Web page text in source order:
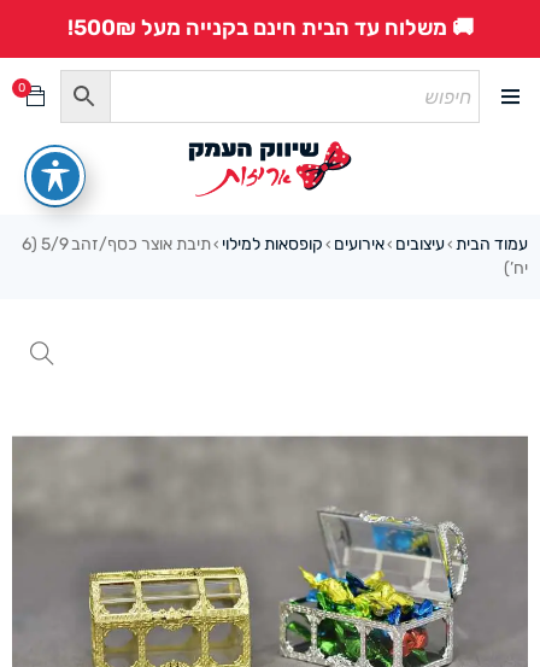
🚚 משלוח עד הבית חינם בקנייה מעל 500₪!
0
עמוד הבית ›עיצובים ›אירועים › קופסאות למילוי ›
תיבת אוצר כסף/זהב 5/9 (6
יח’)